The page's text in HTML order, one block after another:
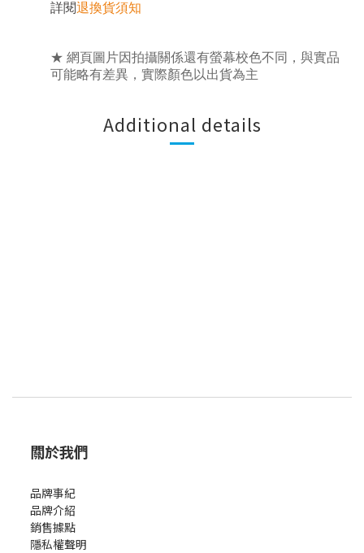
詳閱退換貨須知
★ 網頁圖片因拍攝關係還有螢幕校色不同，與實品
可能略有差異，實際顏色以出貨為主
Additional details
關於我們
品牌事紀
品牌介紹
銷售據點
隱私權聲明